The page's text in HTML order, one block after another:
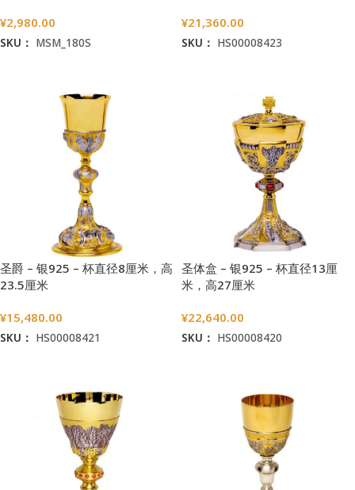
¥2,980.00
SKU： MSM_180S
¥21,360.00
SKU： HS00008423
圣爵 – 银925 – 杯直径8厘米，高
23.5厘米
¥15,480.00
SKU： HS00008421
圣体盒 – 银925 – 杯直径13厘
米，高27厘米
¥22,640.00
SKU： HS00008420